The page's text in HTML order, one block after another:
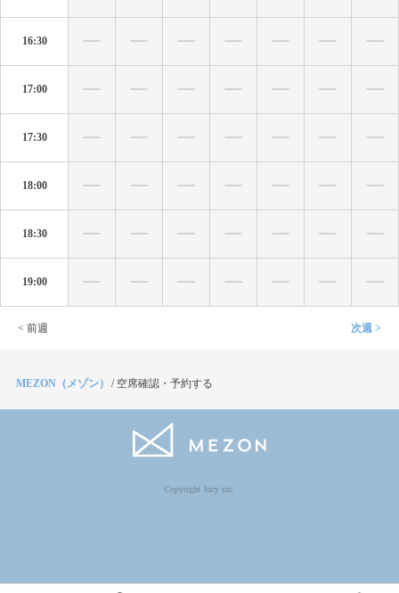
16:30
17:00
17:30
18:00
18:30
19:00
< 前週 次週 >
MEZON（メゾン） / 空席確認・予約する
Copyright Jocy inc.